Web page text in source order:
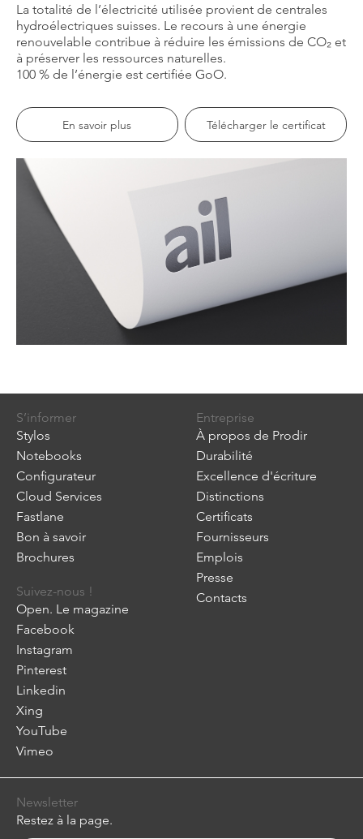
La totalité de l’électricité utilisée provient de centrales
hydroélectriques suisses. Le recours à une énergie
renouvelable contribue à réduire les émissions de CO₂ et
à préserver les ressources naturelles.
100 % de l’énergie est certifiée GoO.
En savoir plus Télécharger le certificat
S’informer
Stylos
Notebooks
Configurateur
Cloud Services
Fastlane
Bon à savoir
Brochures
Entreprise
À propos de Prodir
Durabilité
Excellence d'écriture
Distinctions
Certificats
Fournisseurs
Emplois
Presse
Contacts
Suivez-nous !
Open. Le magazine
Facebook
Instagram
Pinterest
Linkedin
Xing
YouTube
Vimeo
Newsletter
Restez à la page.